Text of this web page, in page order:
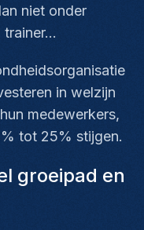
niet onder
trainer…
in welzijn
medewerkers,
tot 25% stijgen.
groeipad en